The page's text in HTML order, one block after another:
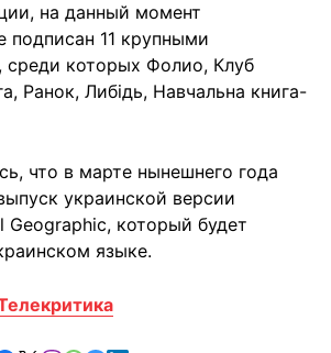
на данный момент
11 крупными
среди которых Фолио, Клуб
Ранок, Либідь, Навчальна книга-
что в марте нынешнего года
украинской версии
Geographic, который будет
языке.